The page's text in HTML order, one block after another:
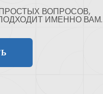
ВОПРОСОВ,
ИМЕННО ВАМ.